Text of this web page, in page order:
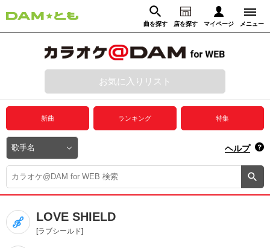
曲を探す 店を探す マイページ メニュー
動画からさがす 録音からさがす
ログイン
プレミアムサービス
DAM★とも動画
DAM★とも録音
カラオケ＠DAM
ユーザー検索
お気に入りリスト
新曲 ランキング 特集
ヘルプ
LOVE SHIELD
[ラブシールド]